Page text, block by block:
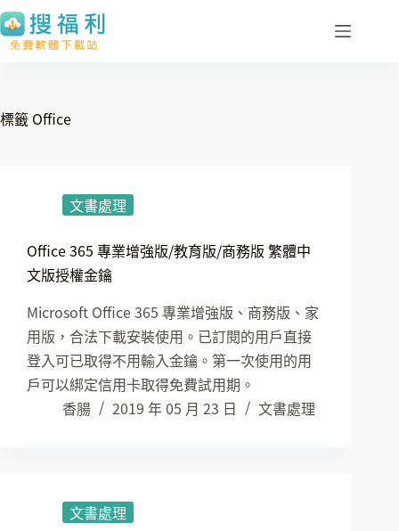
跳
至
內
容
標籤 Office
文書處理
Office 365 專業增強版/教育版/商務版 繁體中
文版授權金鑰
Microsoft Office 365 專業增強版、商務版、家
用版，合法下載安裝使用。已訂閱的用戶直接
登入可已取得不用輸入金鑰。第一次使用的用
戶可以綁定信用卡取得免費試用期。
香腸
2019 年 05 月 23 日 文書處理
文書處理